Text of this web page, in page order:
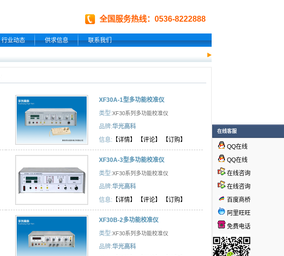
全国服务热线：0536-8222888
行业动态 供求信息 联系我们
XF30A-1型多功能校准仪
类型:XF30系列多功能校准仪
品牌:华光高科
信息: 【详情】 【评论】 【订购】
XF30A-3型多功能校准仪
类型:XF30系列多功能校准仪
品牌:华光高科
信息: 【详情】 【评论】 【订购】
XF30B-2多功能校准仪
类型:XF30系列多功能校准仪
品牌:华光高科
在线客服
QQ在线
QQ在线
在线咨询
在线咨询
百度商桥
阿里旺旺
免费电话